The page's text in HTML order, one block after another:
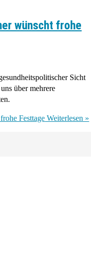
wünscht frohe
Sicht
über mehrere
Festtage Weiterlesen »